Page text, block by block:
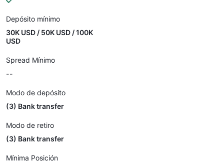
Depósito mínimo
30K USD / 50K USD / 100K
USD
Spread Mínimo
--
Modo de depósito
(3) Bank transfer
Modo de retiro
(3) Bank transfer
Mínima Posición